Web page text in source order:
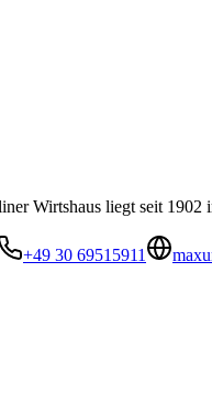
Wirtshaus liegt seit 1902
+49 30 69515911